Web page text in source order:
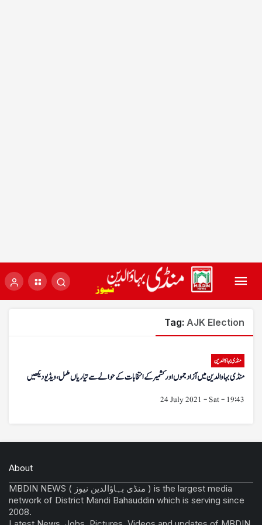
Tag: AJK Election
منڈی بہاؤالدین
منڈی بہاوالدین میں آزاد جموں اور کشمیر کے انتخابات کے حوالے سے تیاریاں مکمل، ویڈیو دیکھیں
24 July 2021 - Sat - 19:43
About
MBDIN NEWS ( منڈی بہاؤالدین نیوز ) is the largest media
network of District Mandi Bahauddin which is serving since
2008.